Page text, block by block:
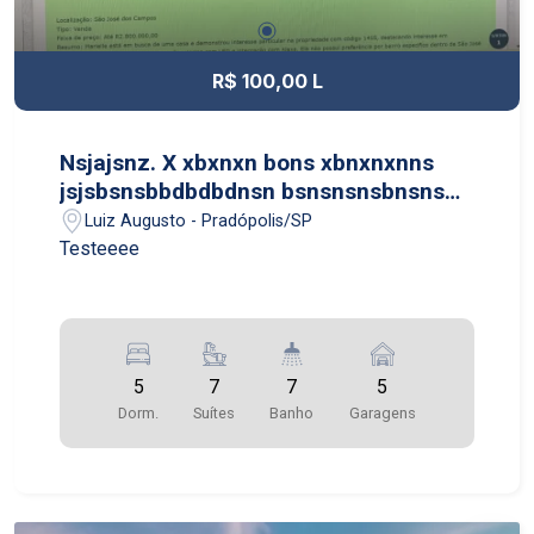
R$ 100,00 L
Nsjajsnz. X xbxnxn bons xbnxnxnns
jsjsbsnsbbdbdbdnsn bsnsnsnsbnsns
jsjsjsnndnsndndn jsjsjsnndns
Luiz Augusto - Pradópolis/SP
Testeeee
5
Dorm.
7
Suítes
7
Banho
5
Garagens